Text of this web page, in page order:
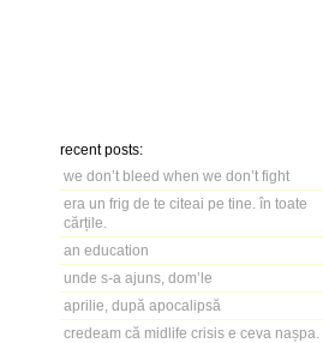
recent posts:
we don’t bleed when we don’t fight
era un frig de te citeai pe tine. în toate
cărțile.
an education
unde s-a ajuns, dom’le
aprilie, după apocalipsă
credeam că midlife crisis e ceva nașpa.